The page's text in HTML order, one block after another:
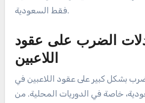
فقط السعودية.
الضرب على عقود
اللاعبين
بشكل كبير على عقود اللاعبين في
خاصة في الدوريات المحلية. من